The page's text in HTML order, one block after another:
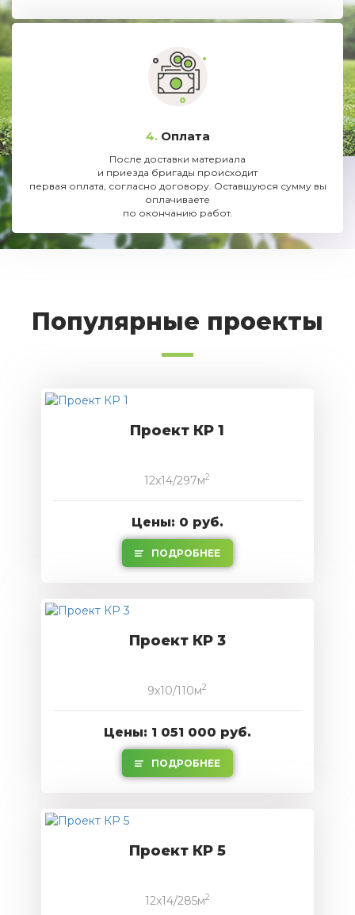
4. Оплата
После доставки материала
и приезда бригады происходит
первая оплата, согласно договору. Оставшуюся сумму вы
оплачиваете
по окончанию работ.
Популярные проекты
Проект КР 1
12x14/297м2
Цены: 0 руб.
ПОДРОБНЕЕ
Проект КР 3
9x10/110м2
Цены: 1 051 000 руб.
ПОДРОБНЕЕ
Проект КР 5
12x14/285м2